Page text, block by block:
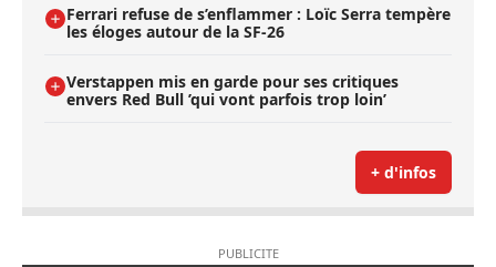
Ferrari refuse de s’enflammer : Loïc Serra tempère
les éloges autour de la SF-26
Verstappen mis en garde pour ses critiques
envers Red Bull ’qui vont parfois trop loin’
+ d'infos